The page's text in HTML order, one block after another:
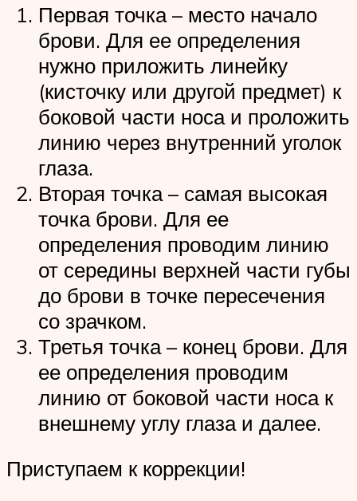
Первая точка – место начало
брови. Для ее определения
нужно приложить линейку
(кисточку или другой предмет) к
боковой части носа и проложить
линию через внутренний уголок
глаза.
Вторая точка – самая высокая
точка брови. Для ее
определения проводим линию
от середины верхней части губы
до брови в точке пересечения
со зрачком.
Третья точка – конец брови. Для
ее определения проводим
линию от боковой части носа к
внешнему углу глаза и далее.
Приступаем к коррекции!